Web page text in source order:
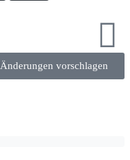
Änderungen vorschlagen